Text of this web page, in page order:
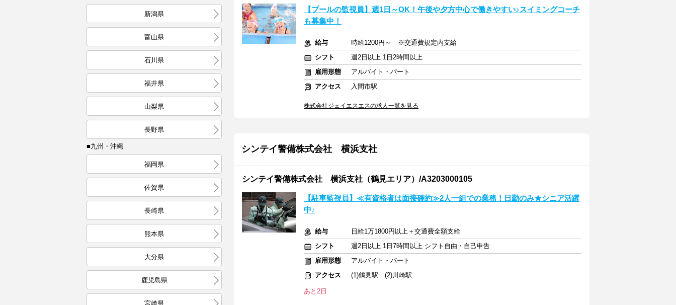
新潟県
富山県
石川県
福井県
山梨県
長野県
■九州・沖縄
福岡県
佐賀県
長崎県
熊本県
大分県
鹿児島県
宮崎県
【プールの監視員】週1日～OK！午後や夕方中心で働きやすい♪スイミングコーチ
も募集中！
給与
時給1200円～ ※交通費規定内支給
シフト
週2日以上 1日2時間以上
雇用形態
アルバイト・パート
アクセス
入間市駅
株式会社ジェイエスエスの求人一覧を見る
シンテイ警備株式会社 横浜支社
シンテイ警備株式会社 横浜支社（鶴見エリア）/A3203000105
【駐車監視員】≪有資格者は面接確約≫2人一組での業務！日勤のみ★シニア活躍
中♪
給与
日給1万1800円以上＋交通費全額支給
シフト
週2日以上 1日7時間以上 シフト自由・自己申告
雇用形態
アルバイト・パート
アクセス
(1)鶴見駅 (2)川崎駅
あと2日